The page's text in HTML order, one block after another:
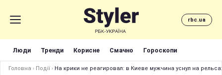
rbc.ua
Люди Тренди Корисне Смачно Гороскопи
Головна › Події › На крики не реагировал: в Киеве мужчина уснул на